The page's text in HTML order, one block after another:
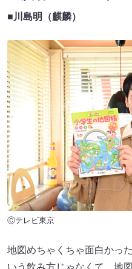
■川島明（麒麟）
Ⓒテレビ東京
地図めちゃくちゃ面白かっ
いう飲み方じゃなくて、地